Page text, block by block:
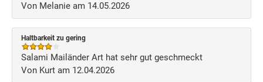
Von Melanie am 14.05.2026
Haltbarkeit zu gering
Salami Mailänder Art hat sehr gut geschmeckt
Von Kurt am 12.04.2026